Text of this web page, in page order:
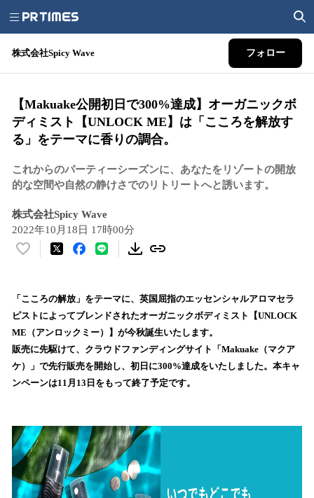
株式会社Spicy Wave フォロー
【Makuake公開初日で300%達成】オーガニックボ
ディミスト【UNLOCK ME】は「こころを解放す
る」をテーマに香りの調合。
これからのパーティーシーズンに、あなたをリゾートの開放
的な空間や自然の静けさでのリトリートへと誘います。
株式会社Spicy Wave
2022年10月18日 17時00分
い
！
数
を
読
込
み
す
「こころの解放」をテーマに、英国屈指のエッセンシャルアロマセラ
ピストによってブレンドされたオーガニックボディミスト【UNLOCK
ME（アンロックミー）】が今秋誕生いたします。
販売に先駆けて、クラウドファンディングサイト「Makuake（マクア
ケ）」で先行販売を開始し、初日に300%達成をいたしました。本キャ
ンペーンは11月13日をもって終了予定です。